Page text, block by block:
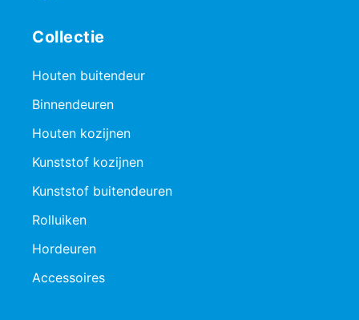
Collectie
Houten buitendeur
Binnendeuren
Houten kozijnen
Kunststof kozijnen
Kunststof buitendeuren
Rolluiken
Hordeuren
Accessoires